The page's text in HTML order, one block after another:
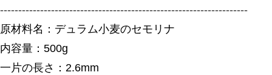
--------------------------------------------------------------------
原材料名：デュラム小麦のセモリナ
内容量：500g
一片の長さ：2.6mm